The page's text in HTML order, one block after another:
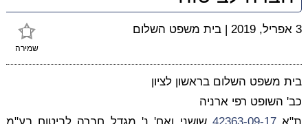
שמירה
3 אפריל, 2019 | בית משפט השלום
בית משפט השלום בראשון לציון
כב' השופט רפי ארניה
ת"א42363-09-17 שושני ואח' נ' מגדל חברה לביטוח בע"מ